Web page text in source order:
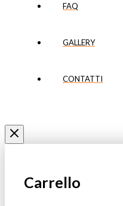
FAQ
GALLERY
CONTATTI
Carrello